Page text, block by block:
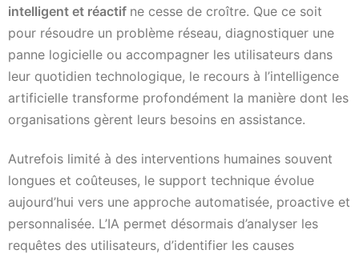
intelligent et réactif ne cesse de croître. Que ce soit
pour résoudre un problème réseau, diagnostiquer une
panne logicielle ou accompagner les utilisateurs dans
leur quotidien technologique, le recours à l’intelligence
artificielle transforme profondément la manière dont les
organisations gèrent leurs besoins en assistance.
Autrefois limité à des interventions humaines souvent
longues et coûteuses, le support technique évolue
aujourd’hui vers une approche automatisée, proactive et
personnalisée. L’IA permet désormais d’analyser les
requêtes des utilisateurs, d’identifier les causes